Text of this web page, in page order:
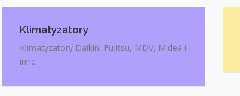
Klimatyzatory
Klimatyzatory Daikin, Fujitsu, MDV, Midea i
inne